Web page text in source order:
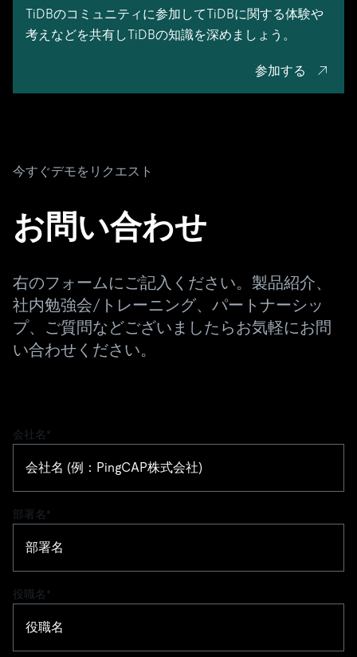
コミュニティ
TiDBのコミュニティに参加してTiDBに関する体験や
考えなどを共有しTiDBの知識を深めましょう。
今すぐデモをリクエスト
お問い合わせ
右のフォームにご記入ください。製品紹介、
社内勉強会/トレーニング、パートナーシッ
会社名*
部署名*
役職名*